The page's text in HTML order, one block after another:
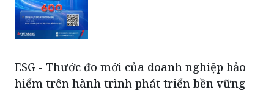
phát hành trái phiếu ra công chúng
năm 2026 - Đợt 1 như sau:
ESG - Thước đo mới của doanh nghiệp bảo
hiểm trên hành trình phát triển bền vững